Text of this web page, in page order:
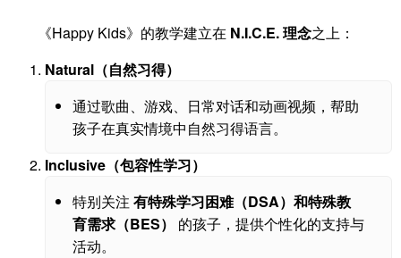
《Happy Kids》的教学建立在 N.I.C.E. 理念之上：
Natural（自然习得）
通过歌曲、游戏、日常对话和动画视频，帮助
孩子在真实情境中自然习得语言。
Inclusive（包容性学习）
特别关注 有特殊学习困难（DSA）和特殊教
育需求（BES）
的孩子，提供个性化的支持与
活动。